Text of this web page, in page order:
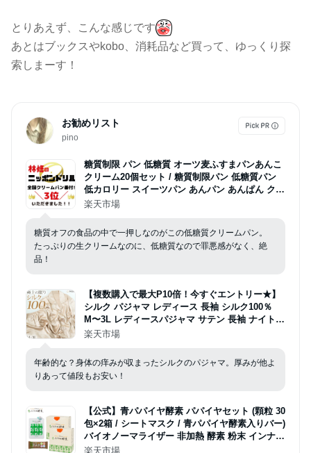
とりあえず、こんな感じです
あとはブックスやkobo、消耗品など買って、ゆっくり探
索しまーす！
お勧めリスト
pino
糖質制限 パン 低糖質 オーツ麦ふすまパンあんこ
クリーム20個セット / 糖質制限パン 低糖質パン
低カロリー スイーツパン あんパン あんぱん クリ
ームパン ブランパン おやつ 糖質オフ 小麦粉不使
楽天市場
糖質オフの食品の中で一押しなのがこの低糖質クリームパン。
たっぷりの生クリームなのに、低糖質なので罪悪感がなく、絶
品！
【複数購入で最大P10倍！今すぐエントリー★】
シルク パジャマ レディース 長袖 シルク100％
M〜3L レディースパジャマ サテン 長袖 ナイトウ
ェア 寝巻 冷えとり 暖かい 通年 冷え対策 uvカッ
楽天市場
年齢的な？身体の痒みが収まったシルクのパジャマ。厚みが他よ
りあって値段もお安い！
【公式】青パパイヤ酵素 パパイヤセット (顆粒 30
包×2箱 / シートマスク / 青パパイヤ酵素入りバー)
バイオノーマライザー 非加熱 酵素 粉末 インナー
ケア トータルケアセット 男女 女性 男性 プレゼ
楽天市場